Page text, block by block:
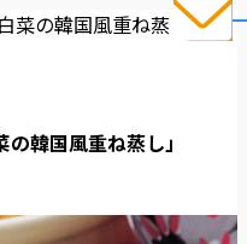
白菜の韓国風重ね蒸し
韓国風重ね蒸し」